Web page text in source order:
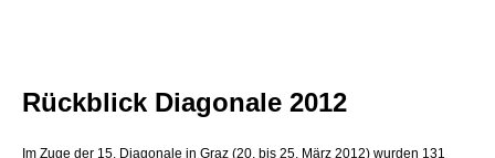
Rückblick Diagonale 2012
Im Zuge der 15. Diagonale in Graz (20. bis 25. März 2012) wurden 131